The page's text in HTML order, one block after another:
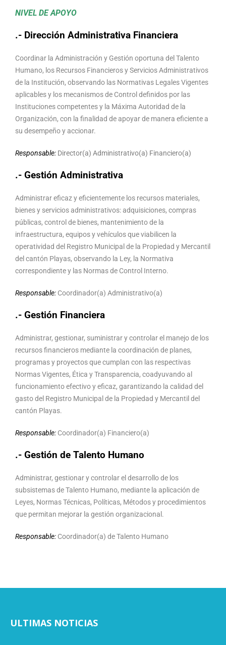
NIVEL DE APOYO
.- Dirección Administrativa Financiera
Coordinar la Administración y Gestión oportuna del Talento
Humano, los Recursos Financieros y Servicios Administrativos
de la Institución, observando las Normativas Legales Vigentes
aplicables y los mecanismos de Control definidos por las
Instituciones competentes y la Máxima Autoridad de la
Organización, con la finalidad de apoyar de manera eficiente a
su desempeño y accionar.
Responsable: Director(a) Administrativo(a) Financiero(a)
.- Gestión Administrativa
Administrar eficaz y eficientemente los recursos materiales,
bienes y servicios administrativos: adquisiciones, compras
públicas, control de bienes, mantenimiento de la
infraestructura, equipos y vehículos que viabilicen la
operatividad del Registro Municipal de la Propiedad y Mercantil
del cantón Playas, observando la Ley, la Normativa
correspondiente y las Normas de Control Interno.
Responsable: Coordinador(a) Administrativo(a)
.- Gestión Financiera
Administrar, gestionar, suministrar y controlar el manejo de los
recursos financieros mediante la coordinación de planes,
programas y proyectos que cumplan con las respectivas
Normas Vigentes, Ética y Transparencia, coadyuvando al
funcionamiento efectivo y eficaz, garantizando la calidad del
gasto del Registro Municipal de la Propiedad y Mercantil del
cantón Playas.
Responsable: Coordinador(a) Financiero(a)
.- Gestión de Talento Humano
Administrar, gestionar y controlar el desarrollo de los
subsistemas de Talento Humano, mediante la aplicación de
Leyes, Normas Técnicas, Políticas, Métodos y procedimientos
que permitan mejorar la gestión organizacional.
Responsable: Coordinador(a) de Talento Humano
ULTIMAS NOTICIAS